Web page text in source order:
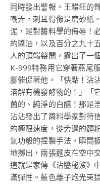
同時發出警報。王醋狂的
嘲弄，刺耳得像是磨砂紙
泥，是對醬料學的侮辱！
的醬油，以及百分之九十
人的頂端裂開，露出了一
K-999特務用它穿著燕尾
腳催促著他。「快點！沾
溶解有機發酵物的！」「
菌的、純淨的白醋！那是
沾沾發出了醬料學家對待
的極限速度，從旁邊的麵
氣功般的捏製手法，瞬間
地擲出，兩張麵皮在空中
這就是家傳《沾醬秘笈》
滿彈性。藍色離子炮光束